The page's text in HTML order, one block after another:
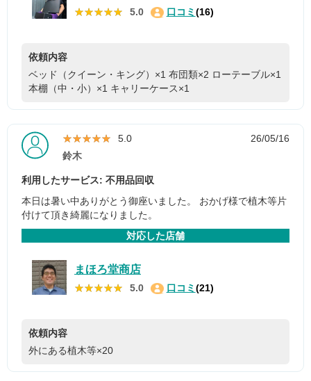
★★★★★
★★★★★ 5.0 口コミ (16)
依頼内容
ベッド（クイーン・キング）×1 布団類×2 ローテーブル×1
本棚（中・小）×1 キャリーケース×1
★★★★★
★★★★★ 5.0
26/05/16
鈴木
利用したサービス: 不用品回収
本日は暑い中ありがとう御座いました。 おかげ様で植木等片
付けて頂き綺麗になりました。
対応した店舗
まほろ堂商店
★★★★★
★★★★★ 5.0 口コミ (21)
依頼内容
外にある植木等×20